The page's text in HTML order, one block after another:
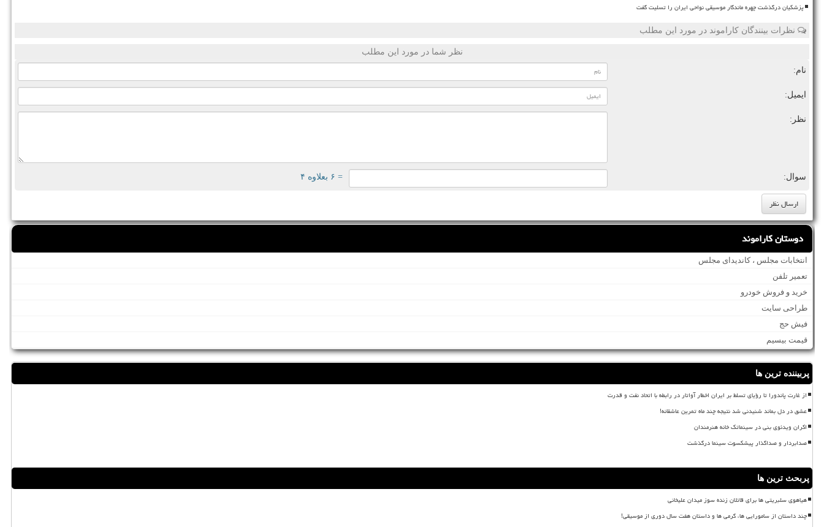
پزشکیان درگذشت چهره ماندگار موسیقی نواحی ایران را تسلیت گفت
نظرات بینندگان کاراموند در مورد این مطلب
نظر شما در مورد این مطلب
نام:
ایمیل:
نظر:
سوال: = ۶ بعلاوه ۴
دوستان کاراموند
انتخابات مجلس ، کاندیدای مجلس
تعمیر تلفن
خرید و فروش خودرو
طراحی سایت
فیش حج
قیمت بیسیم
پربیننده ترین ها
از غارت پاندورا تا رؤیای تسلط بر ایران اخطار آواتار در رابطه با اتحاد نفت و قدرت
عشق در دل بماند شنیدنی شد نتیجه چند ماه تمرین عاشقانه!
اکران ویدئوی بنی در سینماتک خانه هنرمندان
صدابردار و صداگذار پیشکسوت سینما درگذشت
پربحث ترین ها
هیاهوی سلبریتی ها برای قاتلان زنده سوز میدان علیخانی
چند داستان از سامورایی ها، گرمی ها و داستان هفت سال دوری از موسیقی!